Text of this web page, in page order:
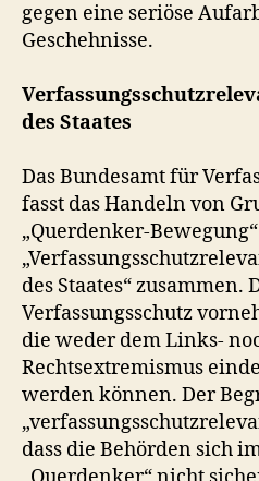
gegen eine seriöse
Geschehnisse.
des Staates
Das Bundesamt für
fasst das Handeln von
„Querdenker-
des Staates“
Verfassungsschutz
die weder dem Links-
Rechtsextremismus
werden können. Der
dass die Behörden sich